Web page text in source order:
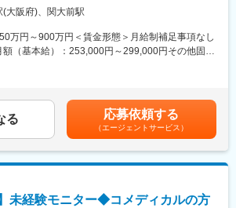
ー、産業機械メーカー、自動車整備、鉄道整備出
当社へ中途入社されています。
ェア約9割を誇る製品を持っています。医療現場は
な場所でないといけないこともあり、製品も一定
れ替え需要があります。従来、大型の施設向けの
に開発しており、着実に販路を広げています。ま
機関から依頼された海外で実施するプロジェク
医師主導治験、製造販売後臨床試験、臨床研究）
予算、ステークホルダー等を管理する業務全般を
りとあらゆる臨床開発案件の対応をするため、最
や画期的な研究に携わることができます
と社内・社外への調整力、臨床開発の経験を駆使
外ベンダーとの対応があるため、在宅勤務を活用
大阪府)、関大前駅
万円～900万円＜賃金形態＞月給制補足事項なし
額（基本給）：253,000円～299,000円その他固定
年1回（10月）■賞与：年2回（6月・12月）賃金
安の金額であり、選考を通じて上下する可能性が
月額)は固定手当を含めた表記です。
る 応募依頼する
（エージェントサービス）
未経験モニター◆コメディカルの方